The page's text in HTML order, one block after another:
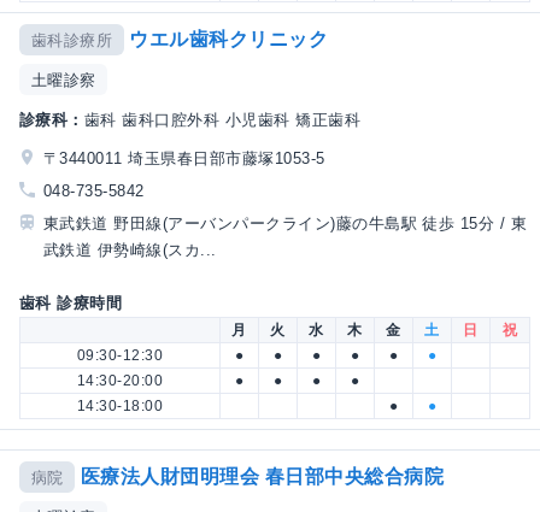
歯科診療所 ウエル歯科クリニック
土曜診察
診療科： 歯科 歯科口腔外科 小児歯科 矯正歯科
〒3440011 埼玉県春日部市藤塚1053-5
048-735-5842
東武鉄道 野田線(アーバンパークライン)藤の牛島駅 徒歩 15分 / 東
武鉄道 伊勢崎線(スカ...
歯科 診療時間
月 火 水 木 金 土 日
祝
09:30-12:30
● ● ● ● ●
●
14:30-20:00
● ● ●
●
14:30-18:00
● ●
病院 医療法人財団明理会 春日部中央総合病院